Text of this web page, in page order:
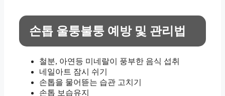
손톱 울퉁불퉁 예방 및 관리법
철분, 아연등 미네랄이 풍부한 음식 섭취
네일아트 잠시 쉬기
손톱을 물어뜯는 습관 고치기
손톱 보습유지